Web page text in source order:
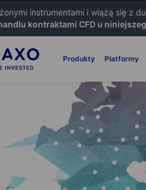
instrumentami i wiążą się
kontraktami CFD u
Produkty Platformy